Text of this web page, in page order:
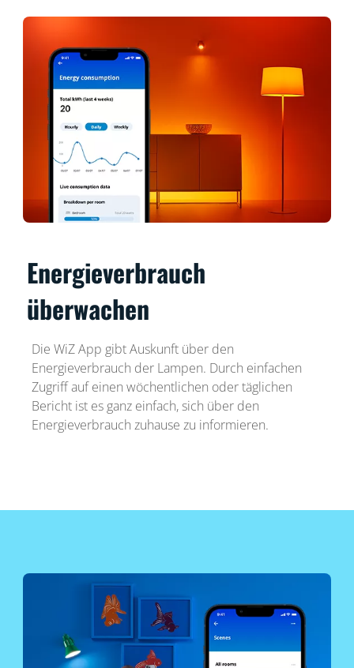
Energieverbrauch
überwachen
Die WiZ App gibt Auskunft über den
Energieverbrauch der Lampen. Durch einfachen
Zugriff auf einen wöchentlichen oder täglichen
Bericht ist es ganz einfach, sich über den
Energieverbrauch zuhause zu informieren.